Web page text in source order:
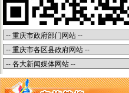
分公司营业执照注销
信贷公司注销营业执照后仍“正常经
价办理公司营业执照注销-广州58同
公司被吊销营业执照与公司被注销
重庆注销税务
青岛开票-青岛票-青岛发票税务代理
个体户税费却越来越高,可否只注销